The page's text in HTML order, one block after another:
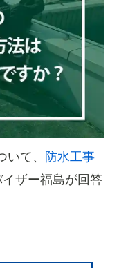
て、 防水工事
ザー福島が回答